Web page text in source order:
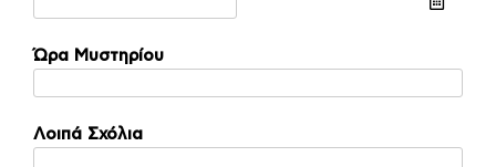
Ώρα Μυστηρίου
Λοιπά Σχόλια